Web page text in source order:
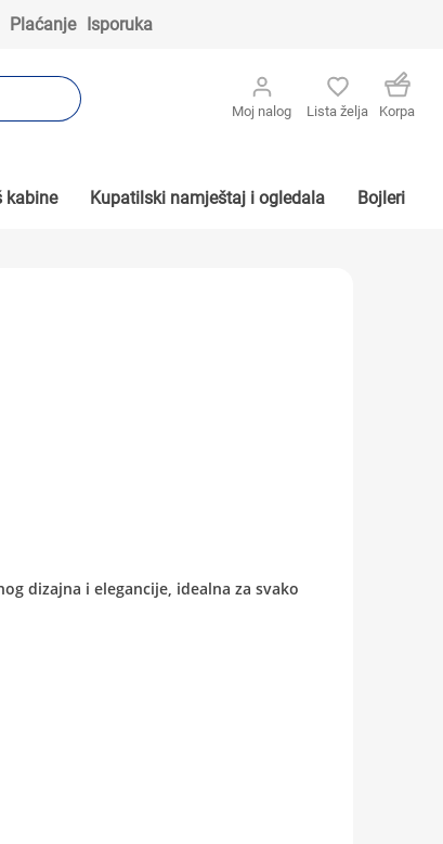
Plaćanje Isporuka
Moj nalog Lista želja Korpa
kabine Kupatilski namještaj i ogledala Bojleri
dizajna i elegancije, idealna za svako